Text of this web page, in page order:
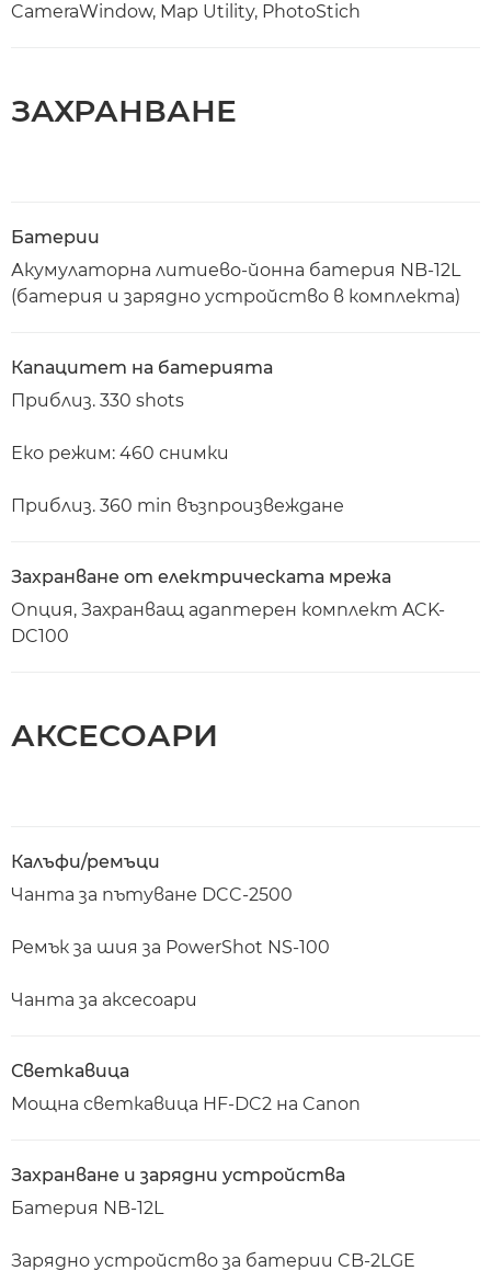
CameraWindow, Map Utility, PhotoStich
ЗАХРАНВАНЕ
Батерии
Акумулаторна литиево-йонна батерия NB-12L
(батерия и зарядно устройство в комплекта)
Капацитет на батерията
Приблиз. 330 shots
Еко режим: 460 снимки
Приблиз. 360 min възпроизвеждане
Захранване от електрическата мрежа
Опция, Захранващ адаптерен комплект ACK-
DC100
АКСЕСОАРИ
Калъфи/ремъци
Чанта за пътуване DCC-2500
Ремък за шия за PowerShot NS-100
Чанта за аксесоари
Светкавица
Мощна светкавица HF-DC2 на Canon
Захранване и зарядни устройства
Батерия NB-12L
Зарядно устройство за батерии CB-2LGE